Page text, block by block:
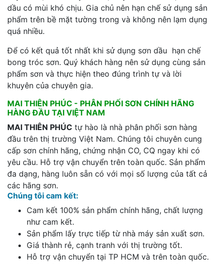
dầu có mùi khó chịu. Gia chủ nên hạn chế sử dụng sản
phẩm trên bề mặt tường trong và không nên lạm dụng
quá nhiều.
Để có kết quả tốt nhất khi sử dụng sơn dầu hạn chế
bong tróc sơn. Quý khách hàng nên sử dụng cùng sản
phẩm sơn và thực hiện theo đúng trình tự và lời
khuyên của chuyên gia.
MAI THIÊN PHÚC - PHÂN PHỐI SƠN CHÍNH HÃNG
HÀNG ĐẦU TẠI VIỆT NAM
MAI THIÊN PHÚC tự hào là nhà phân phối sơn hàng
đầu trên thị trường Việt Nam. Chúng tôi chuyên cung
cấp sơn chính hãng, chứng nhận CO, CQ ngay khi có
yêu cầu. Hỗ trợ vận chuyển trên toàn quốc. Sản phẩm
đa dạng, hàng luôn sẵn có với mọi số lượng của tất cả
các hãng sơn.
Chúng tôi cam kết:
Cam kết 100% sản phẩm chính hãng, chất lượng
như cam kết.
Sản phẩm lấy trực tiếp từ nhà máy sản xuất sơn.
Giá thành rẻ, cạnh tranh với thị trường tốt.
Hỗ trợ vận chuyển tại TP HCM và trên toàn quốc.